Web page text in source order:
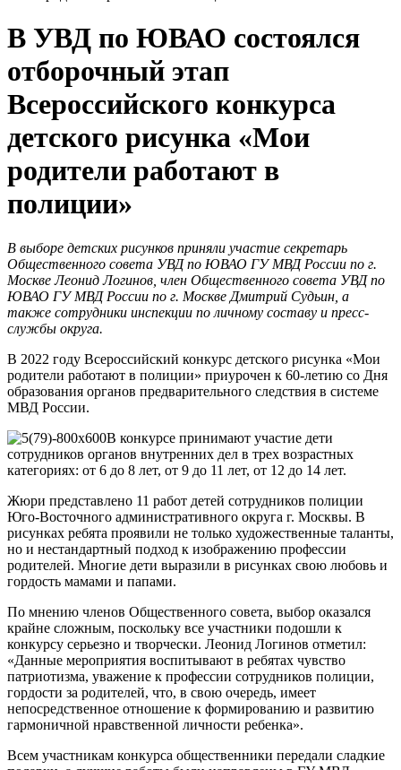
В УВД по ЮВАО состоялся
отборочный этап
Всероссийского конкурса
детского рисунка «Мои
родители работают в
полиции»
В выборе детских рисунков приняли участие секретарь
Общественного совета УВД по ЮВАО ГУ МВД России по г.
Москве Леонид Логинов, член Общественного совета УВД по
ЮВАО ГУ МВД России по г. Москве Дмитрий Судьин, а
также сотрудники инспекции по личному составу и пресс-
службы округа.
В 2022 году Всероссийский конкурс детского рисунка «Мои
родители работают в полиции» приурочен к 60-летию со Дня
образования органов предварительного следствия в системе
МВД России.
В конкурсе принимают участие дети
сотрудников органов внутренних дел в трех возрастных
категориях: от 6 до 8 лет, от 9 до 11 лет, от 12 до 14 лет.
Жюри представлено 11 работ детей сотрудников полиции
Юго-Восточного административного округа г. Москвы. В
рисунках ребята проявили не только художественные таланты,
но и нестандартный подход к изображению профессии
родителей. Многие дети выразили в рисунках свою любовь и
гордость мамами и папами.
По мнению членов Общественного совета, выбор оказался
крайне сложным, поскольку все участники подошли к
конкурсу серьезно и творчески. Леонид Логинов отметил:
«Данные мероприятия воспитывают в ребятах чувство
патриотизма, уважение к профессии сотрудников полиции,
гордости за родителей, что, в свою очередь, имеет
непосредственное отношение к формированию и развитию
гармоничной нравственной личности ребенка».
Всем участникам конкурса общественники передали сладкие